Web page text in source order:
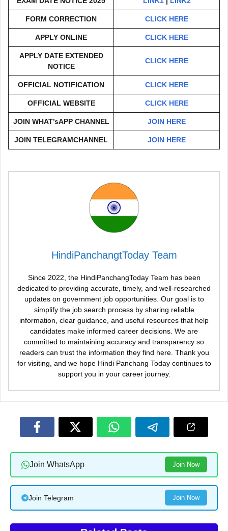
FORM CORRECTION CLICK HERE
APPLY ONLINE CLICK HERE
APPLY DATE EXTENDED
NOTICE
CLICK HERE
OFFICIAL NOTIFICATION CLICK HERE
OFFICIAL WEBSITE CLICK HERE
JOIN WHAT’sAPP CHANNEL JOIN HERE
JOIN TELEGRAMCHANNEL JOIN HERE
HindiPanchangtToday Team
Since 2022, the HindiPanchangToday Team has been
dedicated to providing accurate, timely, and well-researched
updates on government job opportunities. Our goal is to
simplify the job search process by sharing reliable
information, clear guidance, and useful resources that help
candidates make informed career decisions. We are
committed to maintaining accuracy and transparency so
readers can trust the information they find here. Thank you
for visiting, and we hope Hindi Panchang Today continues to
support you in your career journey.
Join WhatsApp Join Now
Join Telegram Join Now